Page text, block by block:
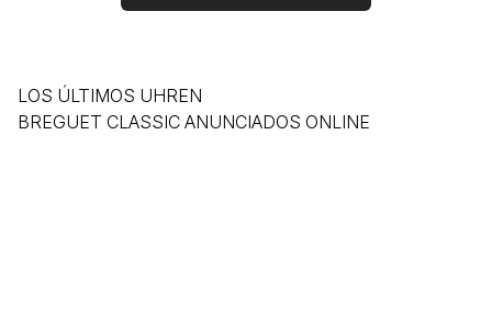
LOS ÚLTIMOS UHREN
BREGUET CLASSIC ANUNCIADOS ONLINE